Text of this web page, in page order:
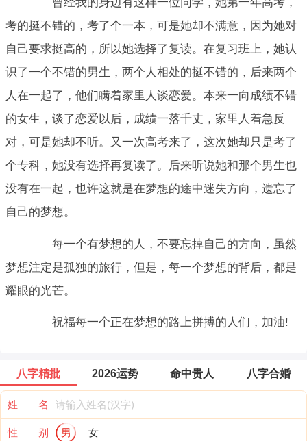
曾经我的身边有这样一位同学，她第一年高考，
考的挺不错的，考了个一本，可是她却不满意，因为她对
自己要求挺高的，所以她选择了复读。在复习班上，她认
识了一个不错的男生，两个人相处的挺不错的，后来两个
人在一起了，他们瞒着家里人谈恋爱。本来一向成绩不错
的女生，谈了恋爱以后，成绩一落千丈，家里人着急反
对，可是她却不听。又一次高考来了，这次她却只是考了
个专科，她没有选择再复读了。后来听说她和那个男生也
没有在一起，也许这就是在梦想的途中迷失方向，遗忘了
自己的梦想。
每一个有梦想的人，不要忘掉自己的方向，虽然
梦想注定是孤独的旅行，但是，每一个梦想的背后，都是
耀眼的光芒。
祝福每一个正在梦想的路上拼搏的人们，加油!
八字精批 2026运势 命中贵人 八字合婚
姓 名
性 别 男 女